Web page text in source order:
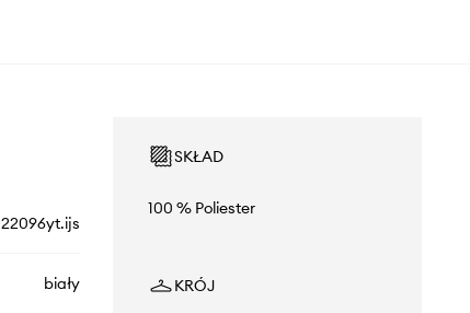
22096yt.ijs
biały
SKŁAD
100 % Poliester
KRÓJ